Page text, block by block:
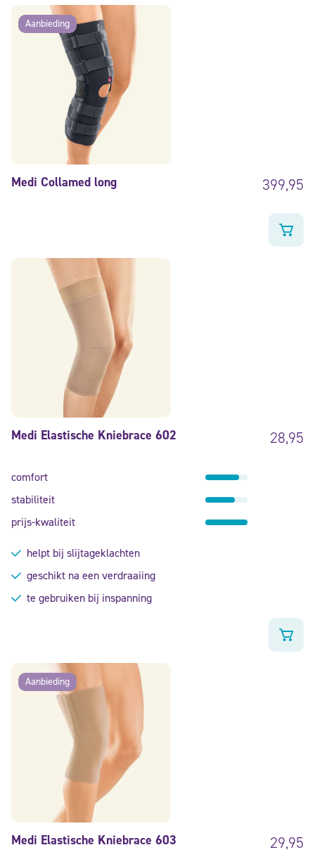
Aanbieding
Medi Collamed long 399,95
Medi Elastische Kniebrace 602 28,95
comfort
stabiliteit
prijs-kwaliteit
helpt bij slijtageklachten
geschikt na een verdraaiing
te gebruiken bij inspanning
Aanbieding
Medi Elastische Kniebrace 603 29,95